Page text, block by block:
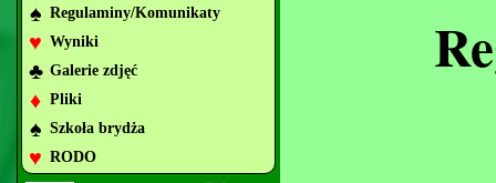
♠ Regulaminy/Komunikaty
♥ Wyniki
♣ Galerie zdjęć
♦ Pliki
♠ Szkoła brydża
♥ RODO